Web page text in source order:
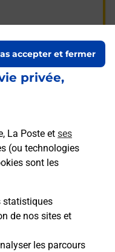
privée,
La Poste et ses
(ou technologies
sont les
statistiques
de nos sites et
les parcours
accepter et fermer
avec
ce que
?